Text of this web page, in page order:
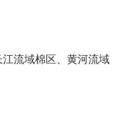
流域棉区、黄河流域